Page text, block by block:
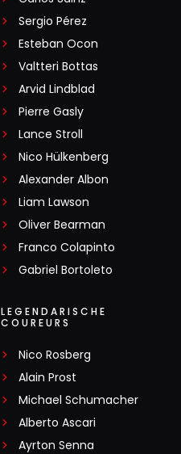
Sergio Pérez
Esteban Ocon
Valtteri Bottas
Arvid Lindblad
Pierre Gasly
Lance Stroll
Nico Hülkenberg
Alexander Albon
Liam Lawson
Oliver Bearman
Franco Colapinto
Gabriel Bortoleto
LEGENDARISCHE
COUREURS
Nico Rosberg
Alain Prost
Michael Schumacher
Alberto Ascari
Ayrton Senna